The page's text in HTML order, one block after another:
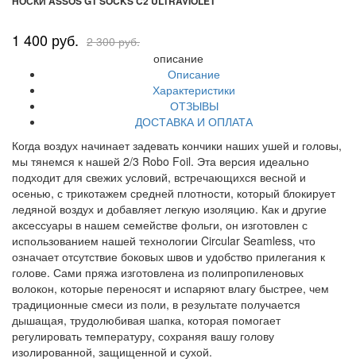
1 400 руб. 2 300 руб.
описание
Описание
Характеристики
ОТЗЫВЫ
ДОСТАВКА И ОПЛАТА
Когда воздух начинает задевать кончики наших ушей и головы,
мы тянемся к нашей 2/3 Robo Foil. Эта версия идеально
подходит для свежих условий, встречающихся весной и
осенью, с трикотажем средней плотности, который блокирует
ледяной воздух и добавляет легкую изоляцию. Как и другие
аксессуары в нашем семействе фольги, он изготовлен с
использованием нашей технологии Circular Seamless, что
означает отсутствие боковых швов и удобство прилегания к
голове. Сами пряжа изготовлена ​​из полипропиленовых
волокон, которые переносят и испаряют влагу быстрее, чем
традиционные смеси из поли, в результате получается
дышащая, трудолюбивая шапка, которая помогает
регулировать температуру, сохраняя вашу голову
изолированной, защищенной и сухой.